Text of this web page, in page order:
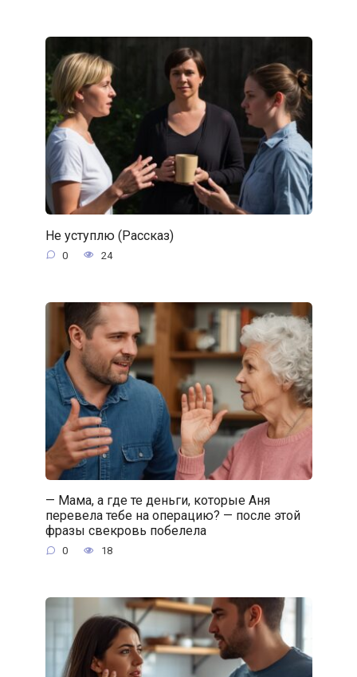
Не уступлю (Рассказ)
0 24
— Мама, а где те деньги, которые Аня
перевела тебе на операцию? — после этой
фразы свекровь побелела
0 18